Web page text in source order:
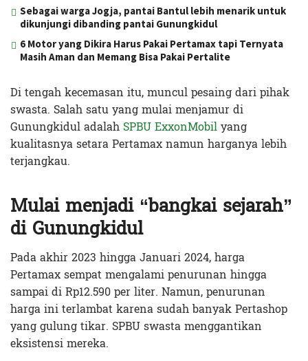
Sebagai warga Jogja, pantai Bantul lebih menarik untuk
dikunjungi dibanding pantai Gunungkidul
6 Motor yang Dikira Harus Pakai Pertamax tapi Ternyata
Masih Aman dan Memang Bisa Pakai Pertalite
Di tengah kecemasan itu, muncul pesaing dari pihak
swasta. Salah satu yang mulai menjamur di
Gunungkidul adalah SPBU ExxonMobilyang
kualitasnya setara Pertamax namun harganya lebih
terjangkau.
Mulai menjadi “bangkai sejarah”
di Gunungkidul
Pada akhir 2023 hingga Januari 2024, harga
Pertamax sempat mengalami penurunan hingga
sampai di Rp12.590 per liter. Namun, penurunan
harga ini terlambat karena sudah banyak Pertashop
yang gulung tikar. SPBU swasta menggantikan
eksistensi mereka.